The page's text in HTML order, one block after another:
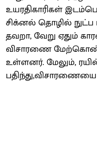
உயரதிகாரிகள்
சிக்னல் தொழில்
தவறா, வேறு ஏதும்
விசாரணை
உள்ளனர். மேலும்,